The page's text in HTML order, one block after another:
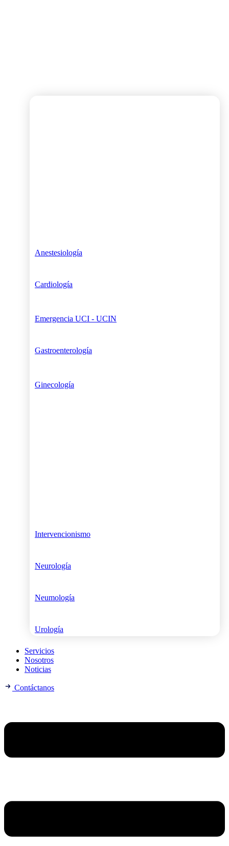
Anestesiología
Cardiología
Emergencia UCI - UCIN
Gastroenterología
Ginecología
Intervencionismo
Neurología
Neumología
Urología
Servicios
Nosotros
Noticias
Contáctanos